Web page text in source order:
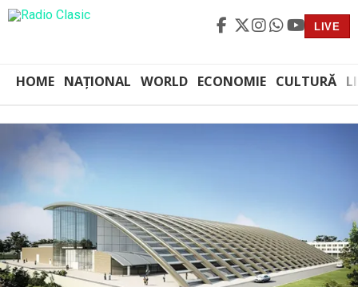
LIVE
HOME NAȚIONAL WORLD ECONOMIE CULTURĂ